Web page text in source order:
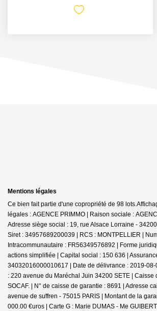
Mentions légales
Ce bien fait partie d'une copropriété de 98
légales : AGENCE PRIMMO | Raison sociale :
Adresse siège social : 19, rue Alsace Lorraine -
Siret : 34957689200039 | RCS : MONTPELLIER |
Intracommunautaire : FR56349576892 | Forme
actions simplifiée | Capital social : 150 636 |
34032016000010617 | Date de délivrance : 2019-
: 220 avenue du Maréchal Juin 34200 SETE | Caisse
SOCAF. | N° de caisse de garantie : 8691 | Adresse
avenue de suffren - 75015 PARIS | Montant de la
000.00 €uros | Carte G : Marie DUMAS - Me